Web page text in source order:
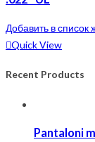
Добавить в список
Quick View
Recent Products
Pantaloni